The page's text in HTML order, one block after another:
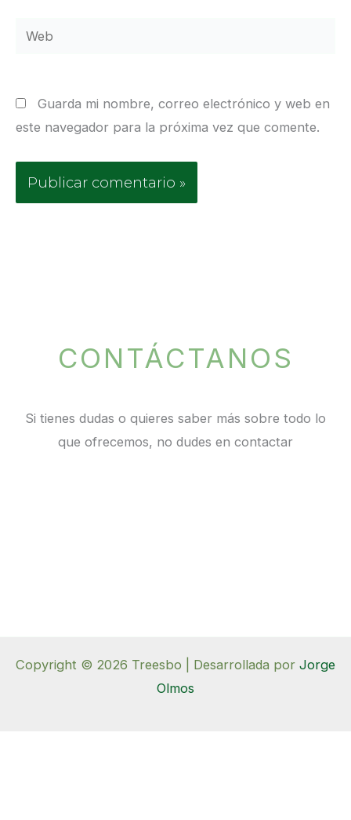
Web
Guarda mi nombre, correo electrónico y web en
este navegador para la próxima vez que comente.
CONTÁCTANOS
Si tienes dudas o quieres saber más sobre todo lo
que ofrecemos, no dudes en contactar
Copyright © 2026 Treesbo | Desarrollada por Jorge
Olmos